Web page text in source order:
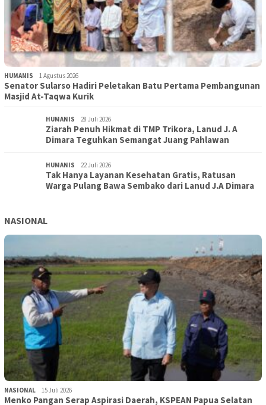
HUMANIS 1 Agustus 2026
Senator Sularso Hadiri Peletakan Batu Pertama Pembangunan
Masjid At-Taqwa Kurik
HUMANIS 28 Juli 2026
Ziarah Penuh Hikmat di TMP Trikora, Lanud J. A
Dimara Teguhkan Semangat Juang Pahlawan
HUMANIS 22 Juli 2026
Tak Hanya Layanan Kesehatan Gratis, Ratusan
Warga Pulang Bawa Sembako dari Lanud J.A Dimara
NASIONAL
NASIONAL 15 Juli 2026
Menko Pangan Serap Aspirasi Daerah, KSPEAN Papua Selatan